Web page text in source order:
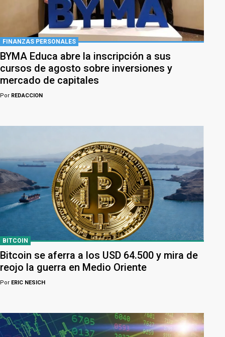
FINANZAS PERSONALES
BYMA Educa abre la inscripción a sus
cursos de agosto sobre inversiones y
mercado de capitales
Por REDACCION
BITCOIN
Bitcoin se aferra a los USD 64.500 y mira de
reojo la guerra en Medio Oriente
Por ERIC NESICH